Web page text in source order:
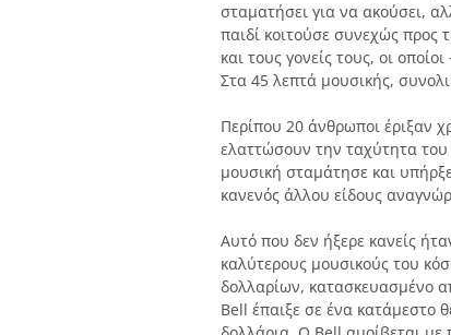
σταματήσει για να ακούσει,
παιδί κοιτούσε συνεχώς
και τους γονείς τους, οι
Στα 45 λεπτά μουσικής,
Περίπου 20 άνθρωποι έριξαν
ελαττώσουν την ταχύτητα
μουσική σταμάτησε και
κανενός άλλου είδους
Αυτό που δεν ήξερε κανείς
καλύτερους μουσικούς του
δολλαρίων, κατασκευασμένο
Bell έπαιξε σε ένα κατάμεστο